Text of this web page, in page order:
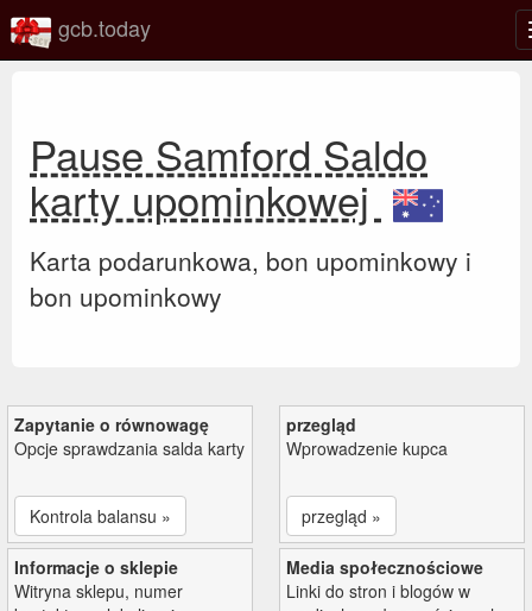
gcb.today
Pause Samford Saldo
karty upominkowej
Karta podarunkowa, bon upominkowy i
bon upominkowy
Zapytanie o równowagę
Opcje sprawdzania salda karty
Kontrola balansu »
przegląd
Wprowadzenie kupca
przegląd »
Informacje o sklepie
Witryna sklepu, numer
Media społecznościowe
Linki do stron i blogów w